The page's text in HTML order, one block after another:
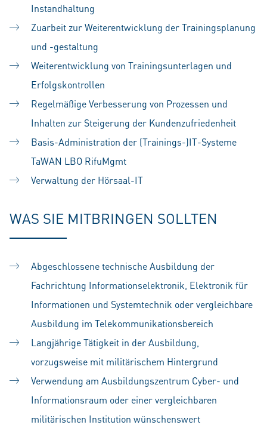
Instandhaltung
Zuarbeit zur Weiterentwicklung der Trainingsplanung
und -gestaltung
Weiterentwicklung von Trainingsunterlagen und
Erfolgskontrollen
Regelmäßige Verbesserung von Prozessen und
Inhalten zur Steigerung der Kundenzufriedenheit
Basis-Administration der (Trainings-)IT-Systeme
TaWAN LBO RifuMgmt
Verwaltung der Hörsaal-IT
WAS SIE MITBRINGEN SOLLTEN
Abgeschlossene technische Ausbildung der
Fachrichtung Informationselektronik, Elektronik für
Informationen und Systemtechnik oder vergleichbare
Ausbildung im Telekommunikationsbereich
Langjährige Tätigkeit in der Ausbildung,
vorzugsweise mit militärischem Hintergrund
Verwendung am Ausbildungszentrum Cyber- und
Informationsraum oder einer vergleichbaren
militärischen Institution wünschenswert